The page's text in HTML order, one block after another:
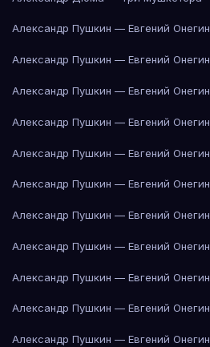
Александр Пушкин — Евгений Онегин
Александр Пушкин — Евгений Онегин
Александр Пушкин — Евгений Онегин
Александр Пушкин — Евгений Онегин
Александр Пушкин — Евгений Онегин
Александр Пушкин — Евгений Онегин
Александр Пушкин — Евгений Онегин
Александр Пушкин — Евгений Онегин
Александр Пушкин — Евгений Онегин
Александр Пушкин — Евгений Онегин
Александр Пушкин — Евгений Онегин